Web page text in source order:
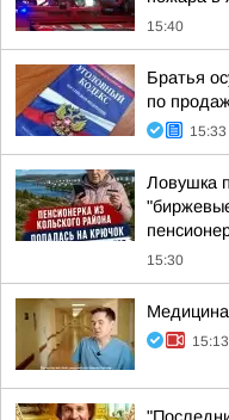
15:40
Братья
по
15:33
Ловушка
15:30
15:13